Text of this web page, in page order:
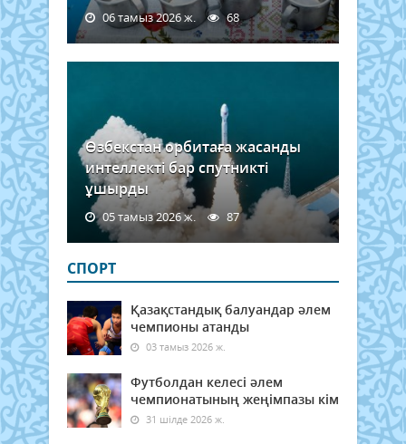
06 тамыз 2026 ж. 68
Өзбекстан орбитаға жасанды
интеллекті бар спутникті
ұшырды
05 тамыз 2026 ж. 87
СПОРТ
Қазақстандық балуандар әлем
чемпионы атанды
03 тамыз 2026 ж.
Футболдан келесі әлем
чемпионатының жеңімпазы кім
31 шілде 2026 ж.